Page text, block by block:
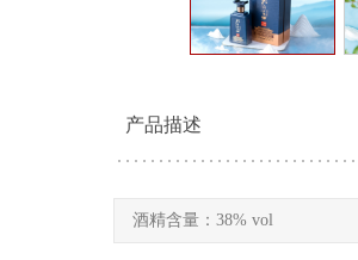
产品描述
酒精含量：38% vol